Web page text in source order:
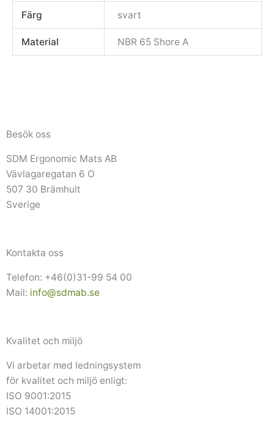
Färg svart
Material NBR 65 Shore A
Besök oss
SDM Ergonomic Mats AB
Vävlagaregatan 6 O
507 30 Brämhult
Sverige
Kontakta oss
Telefon: +46(0)31-99 54 00
Mail: info@sdmab.se
Kvalitet och miljö
Vi arbetar med ledningsystem
för kvalitet och miljö enligt:
ISO 9001:2015
ISO 14001:2015